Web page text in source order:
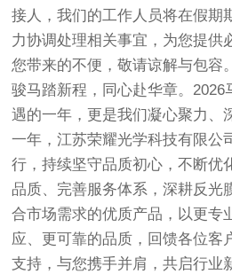
接人，我们的工作人员将在假期
力协调处理相关事宜，为您提供
您带来的不便，敬请谅解与包容。
骏马踏新程，同心赴华章。2026
遇的一年，更是我们凝心聚力、
一年，江苏荣耀光学科技有限公
行，持续坚守品质初心，不断优
品质、完善服务体系，深耕反光
合市场需求的优质产品，以更专
应、更可靠的品质，回馈各位客
支持，与您携手并肩，共启行业